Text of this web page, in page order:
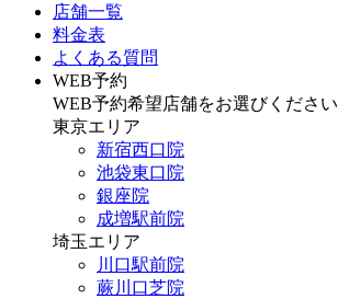
店舗一覧
料金表
よくある質問
WEB予約
WEB予約希望店舗をお選びください
東京エリア
新宿西口院
池袋東口院
銀座院
成増駅前院
埼玉エリア
川口駅前院
蕨川口芝院